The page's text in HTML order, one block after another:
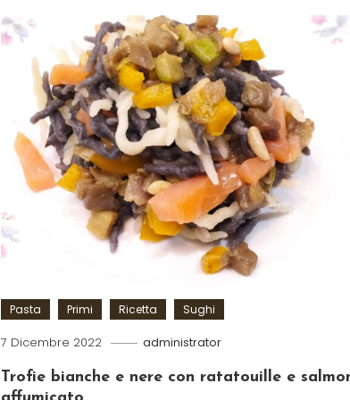
Pasta Primi Ricetta Sughi
7 Dicembre 2022 administrator
Trofie bianche e nere con ratatouille e